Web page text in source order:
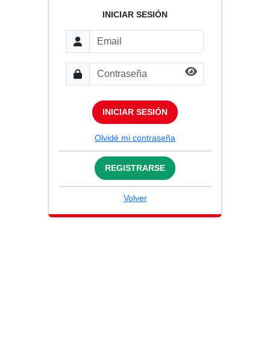
INICIAR SESIÓN
INICIAR SESIÓN
Olvidé mi contraseña
REGISTRARSE
Volver